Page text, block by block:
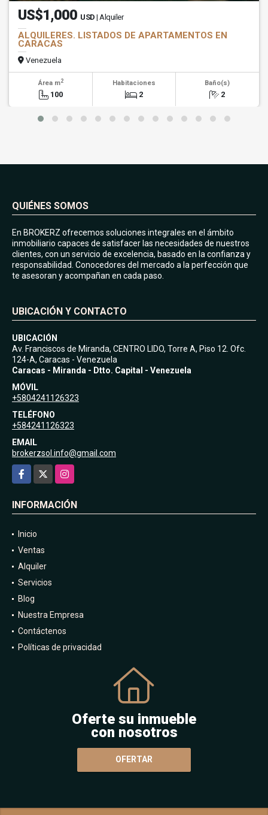
US$1,000 USD | Alquiler
ALQUILERES. LISTADOS DE APARTAMENTOS EN
CARACAS
Venezuela
Área m2
100
Habitaciones
2
Baño(s)
2
QUIÉNES SOMOS
En BROKERZ ofrecemos soluciones integrales en el ámbito
inmobiliario capaces de satisfacer las necesidades de nuestros
clientes, con un servicio de excelencia, basado en la confianza y
responsabilidad. Conocedores del mercado a la perfección que
te asesoran y acompañan en cada paso.
UBICACIÓN
Av. Franciscos de Miranda, CENTRO LIDO, Torre A, Piso 12. Ofc.
124-A, Caracas - Venezuela
Caracas - Miranda - Dtto. Capital - Venezuela
MÓVIL
+5804241126323
TELÉFONO
+584241126323
EMAIL
brokerzsol.info@gmail.com
Facebook
X Instagram
Inicio
Ventas
Alquiler
Servicios
Blog
Nuestra Empresa
Contáctenos
Oferte su inmueble
con nosotros
OFERTAR